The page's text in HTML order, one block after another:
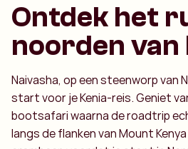
Ontdek het
noorden van
Naivasha, op een steenworp van
start voor je Kenia-reis. Geniet
bootsafari waarna de roadtrip
langs de flanken van Mount